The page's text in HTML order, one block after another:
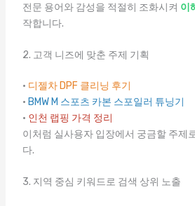
전문 용어와 감성을 적절히 조화시켜 이
작합니다.
2. 고객 니즈에 맞춘 주제 기획
· 디젤차 DPF 클리닝 후기
· BMW M 스포츠 카본 스포일러 튜닝기
· 인천 랩핑 가격 정리
이처럼 실사용자 입장에서 궁금할 주제
다.
3. 지역 중심 키워드로 검색 상위 노출